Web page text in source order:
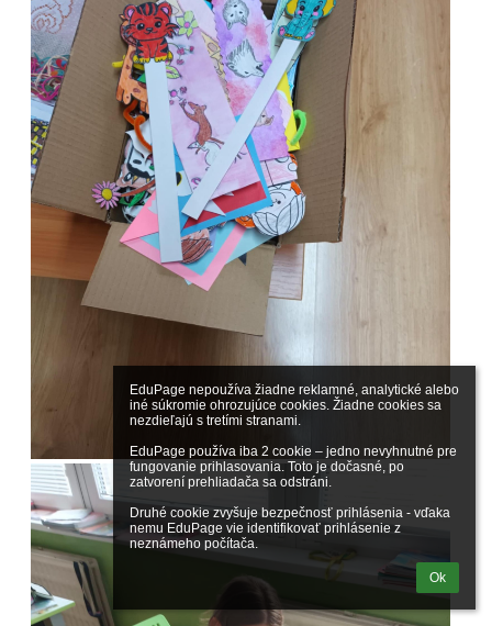
EduPage nepoužíva žiadne reklamné, analytické alebo
iné súkromie ohrozujúce cookies. Žiadne cookies sa
nezdieľajú s tretími stranami.
EduPage používa iba 2 cookie – jedno nevyhnutné pre
fungovanie prihlasovania. Toto je dočasné, po
zatvorení prehliadača sa odstráni.
Druhé cookie zvyšuje bezpečnosť prihlásenia - vďaka
nemu EduPage vie identifikovať prihlásenie z
neznámeho počítača.
Ok